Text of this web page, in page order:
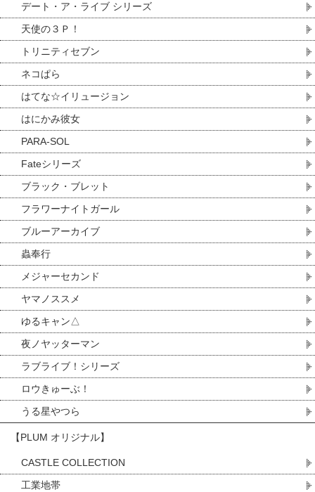
デート・ア・ライブ シリーズ
天使の３Ｐ！
トリニティセブン
ネコぱら
はてな☆イリュージョン
はにかみ彼女
PARA-SOL
Fateシリーズ
ブラック・ブレット
フラワーナイトガール
ブルーアーカイブ
蟲奉行
メジャーセカンド
ヤマノススメ
ゆるキャン△
夜ノヤッターマン
ラブライブ！シリーズ
ロウきゅーぶ！
うる星やつら
【PLUM オリジナル】
CASTLE COLLECTION
工業地帯